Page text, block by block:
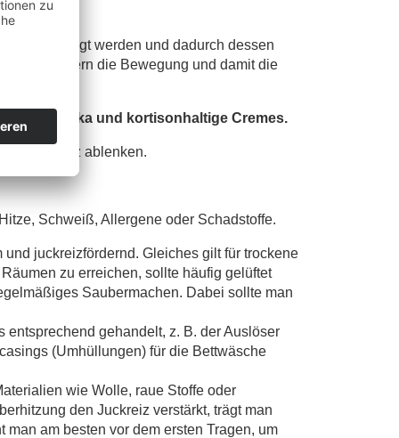
befestigt werden und dadurch dessen
behindern die Bewegung und damit die
und kortisonhaltige Cremes.
Juckreiz ablenken.
Schweiß, Allergene oder Schadstoffe.
juckreizfördernd. Gleiches gilt für trockene
zu erreichen, sollte häufig gelüftet
Saubermachen. Dabei sollte man
gehandelt, z. B. der Auslöser
(Umhüllungen) für die Bettwäsche
wie Wolle, raue Stoffe oder
den Juckreiz verstärkt, trägt man
am besten vor dem ersten Tragen, um